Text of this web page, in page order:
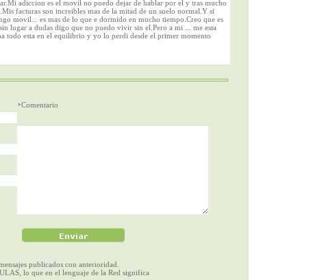
adiccion es el movil no puedo dejar de hablar por el y tras mucho
facturas son increibles mas de la mitad de un suelo normal.Y si
movil... es mas de lo que e dormido en mucho tiempo.Creo que es
lugar a dudas digo que no puedo vivir sin el.Pero a mi ... me esta
todo esta en el equilibrio y yo lo perdi desde el primer momento
Comentario
publicados con anterioridad.
lo que en el lenguaje de la Red significa